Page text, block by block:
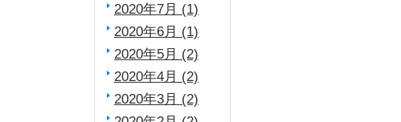
2020年7月 (1)
2020年6月 (1)
2020年5月 (2)
2020年4月 (2)
2020年3月 (2)